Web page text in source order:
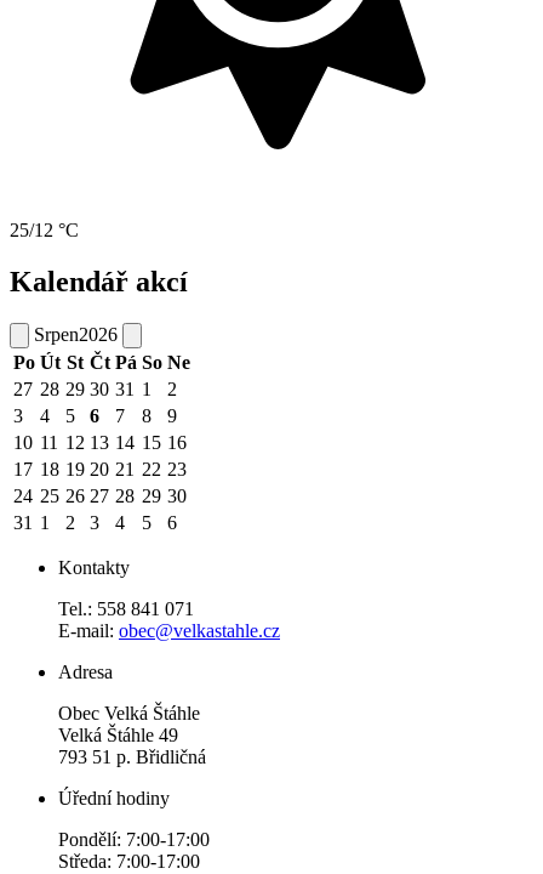
25/12 °C
Kalendář akcí
Srpen2026
Po Út St Čt Pá So Ne
27 28 29 30 31 1
2
3
4 5 6 7 8
9
10 11 12 13 14 15 16
17 18 19 20 21 22 23
24 25 26 27 28 29 30
31 1 2 3 4 5 6
Kontakty
Tel.: 558 841 071
E-mail: obec@velkastahle.cz
Adresa
Obec Velká Štáhle
Velká Štáhle 49
793 51 p. Břidličná
Úřední hodiny
Pondělí: 7:00-17:00
Středa: 7:00-17:00